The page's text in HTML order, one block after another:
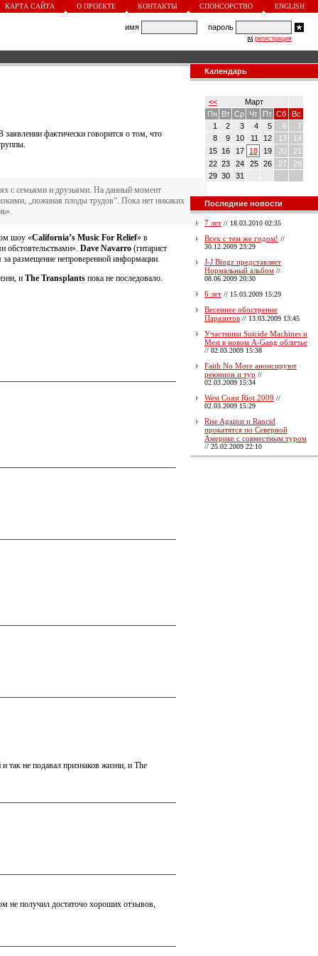
КАРТА САЙТА О ПРОЕКТЕ КОНТАКТЫ СПОНСОРСТВО ENGLISH
имя пароль
регистрация
фактически говорится о том, что
с семьями и друзьями. На данный момент
„пожиная плоды трудов“. Пока нет никаких
шоу «California’s Music For Relief» в
обстоятельствами». Dave Navarro (гитарист
размещение непроверенной информации.
и The Transplants пока не последовало.
так не подавал признаков жизни, и The
не получил достаточо хороших отзывов,
Календарь
<<
Март
Пн
Вт Ср Чт Пт Сб
Вс
1
2 3 4 5 6
7
8
9 10 11 12 13
14
15 16 17 18 19 20
21
22 23 24 25 26 27
28
29 30 31
Последние новости
7 лет // 18.03.2010 02:35
Всех с тем же годом! //
30.12.2009 23:29
J-J Bingz представляет
Нормальный альбом //
08.06.2009 20:30
6 лет // 15.03.2009 15:29
Весеннее обострение
Паразитов // 13.03.2009 13:45
Участники Suicide Machines и
Mest в новом A-Gang обличье
// 02.03.2009 15:38
Faith No More анонсируют
реюнион и тур //
02.03.2009 15:34
West Coast Riot 2009 //
02.03.2009 15:29
Rise Against и Rancid
прокатятся по Северной
Америке с совместным туром
// 25.02.2009 22:10